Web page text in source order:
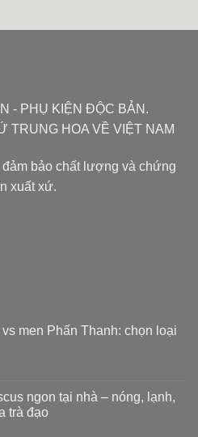
₫.là:
- PHỤ KIỆN ĐỘC BẢN.
TRUNG HOA VỀ VIỆT NAM
bảo chất lượng và chứng
xuất xứ.
men Phấn Thanh: chọn loại
ngon tại nhà – nóng, lạnh,
trà đạo